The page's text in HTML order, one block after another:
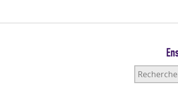
Rechercher
dans